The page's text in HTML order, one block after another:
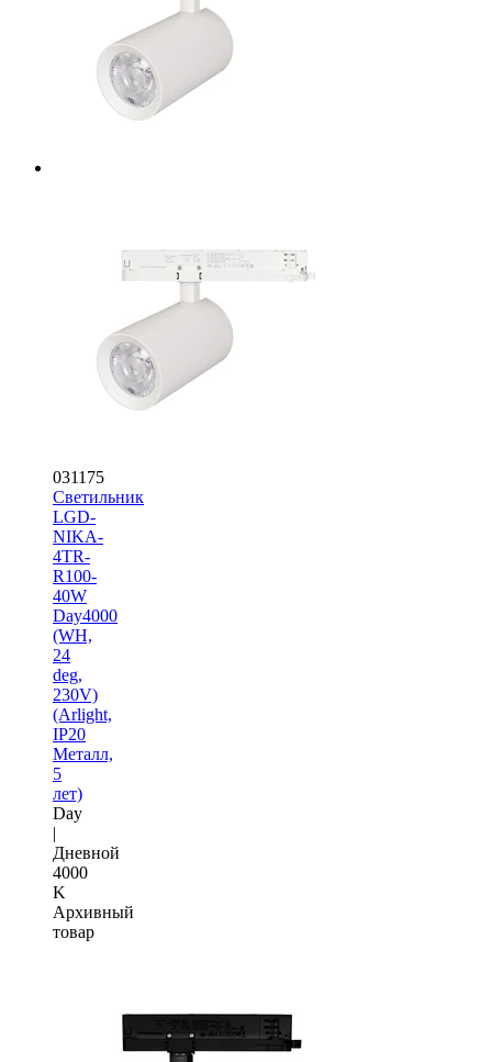
031175
Светильник
LGD-
NIKA-
4TR-
R100-
40W
Day4000
(WH,
24
deg,
230V)
(Arlight,
IP20
Металл,
5
лет)
Day
|
Дневной
4000
K
Архивный
товар